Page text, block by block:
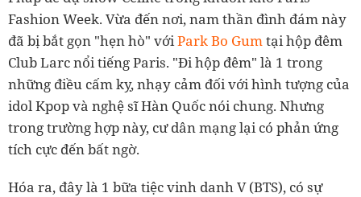
Fashion Week. Vừa đến nơi, nam thần đình đám này
đã bị bắt gọn "hẹn hò" vớiPark Bo Gumtại hộp đêm
Club Larc nổi tiếng Paris. "Đi hộp đêm" là 1 trong
những điều cấm kỵ, nhạy cảm đối với hình tượng của
idol Kpop và nghệ sĩ Hàn Quốc nói chung. Nhưng
trong trường hợp này, cư dân mạng lại có phản ứng
tích cực đến bất ngờ.
Hóa ra, đây là 1 bữa tiệc vinh danh V (BTS), có sự